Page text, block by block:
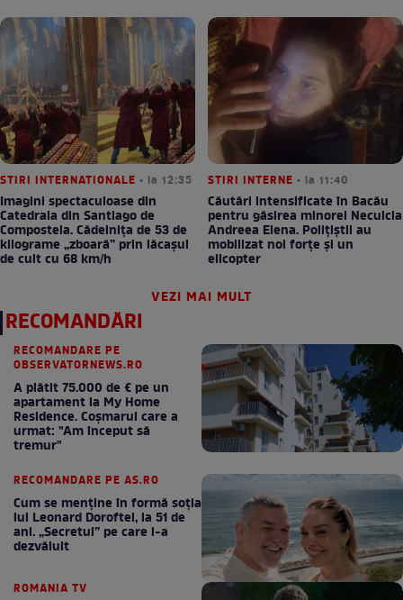
STIRI INTERNATIONALE • la 12:35
Imagini spectaculoase din
Catedrala din Santiago de
Compostela. Cădelnița de 53 de
kilograme „zboară” prin lăcașul
de cult cu 68 km/h
STIRI INTERNE • la 11:40
Căutări intensificate în Bacău
pentru găsirea minorei Neculcia
Andreea Elena. Polițiștii au
mobilizat noi forțe și un
elicopter
VEZI MAI MULT
RECOMANDĂRI
RECOMANDARE PE
OBSERVATORNEWS.RO
A plătit 75.000 de € pe un
apartament la My Home
Residence. Coşmarul care a
urmat: "Am început să
tremur"
RECOMANDARE PE AS.RO
Cum se menţine în formă soţia
lui Leonard Doroftei, la 51 de
ani. „Secretul” pe care l-a
dezvăluit
ROMANIA TV